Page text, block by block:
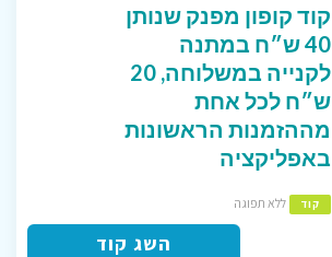
קוד קופון מפנק שנותן
40 ש״ח במתנה
לקנייה במשלוחה, 20
ש״ח לכל אחת
מההזמנות הראשונות
באפליקציה
קוד ללא תפוגה
השג קוד